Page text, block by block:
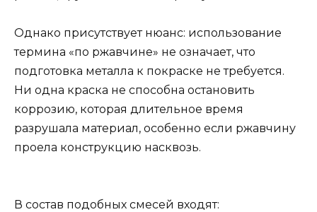
Однако присутствует нюанс: использование
термина «по ржавчине» не означает, что
подготовка металла к покраске не требуется.
Ни одна краска не способна остановить
коррозию, которая длительное время
разрушала материал, особенно если ржавчину
проела конструкцию насквозь.
В состав подобных смесей входят: